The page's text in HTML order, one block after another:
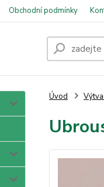
Obchodní podmínky
Úvod